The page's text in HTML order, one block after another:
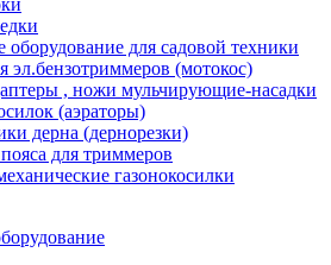
оборудование для садовой техники
эл.бензотриммеров (мотокос)
, ножи мульчирующие-насадки
(аэраторы)
дерна (дернорезки)
для триммеров
газонокосилки